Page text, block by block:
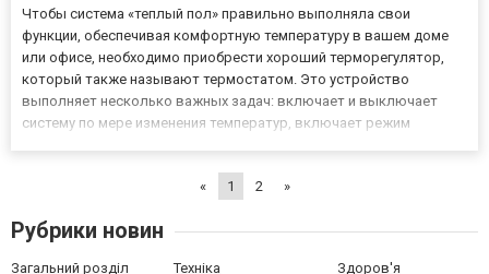
Чтобы система «теплый пол» правильно выполняла свои
функции, обеспечивая комфортную температуру в вашем доме
или офисе, необходимо приобрести хороший терморегулятор,
который также называют термостатом. Это устройство
выполняет несколько важных задач: включает и выключает
систему по мере изменения температур, включает режим
« 1 2 »
Рубрики новин
Загальний розділ Техніка Здоров'я